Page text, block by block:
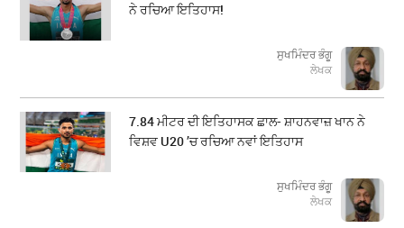
ਨੇ ਰਚਿਆ ਇਤਿਹਾਸ!
ਸੁਖਮਿੰਦਰ ਭੰਗੂ
ਲੇਖਕ
7.84 ਮੀਟਰ ਦੀ ਇਤਿਹਾਸਕ ਛਾਲ- ਸ਼ਾਹਨਵਾਜ਼ ਖਾਨ ਨੇ
ਵਿਸ਼ਵ U20 ’ਚ ਰਚਿਆ ਨਵਾਂ ਇਤਿਹਾਸ
ਸੁਖਮਿੰਦਰ ਭੰਗੂ
ਲੇਖਕ